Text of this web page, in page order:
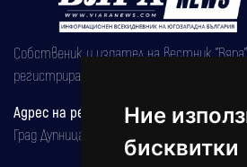
Ние
бисквитки
Собственик и издател на вестник
регистрирана на 08.05.2002 година.
Адрес на редакцията
Град Дупница, ул.''Христо Ботев" 43